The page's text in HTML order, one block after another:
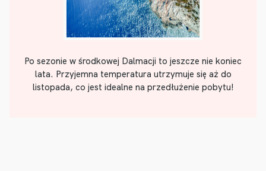
Po sezonie w środkowej Dalmacji to jeszcze nie koniec
lata. Przyjemna temperatura utrzymuje się aż do
listopada, co jest idealne na przedłużenie pobytu!